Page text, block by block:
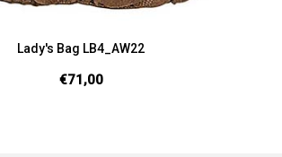
Lady's Bag LB4_AW22
€71,00